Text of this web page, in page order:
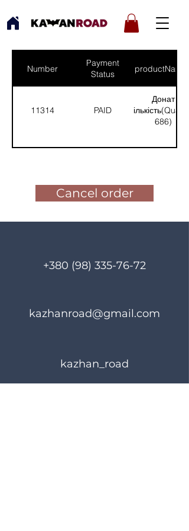
Number
Payment
Status
productNames
11314 PAID
Донат
686)
Cancel order
+380 (98) 335-76-72
kazhanroad@gmail.com
kazhan_road